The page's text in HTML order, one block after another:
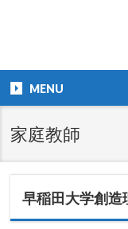
MENU
家庭教師
早稲田大学創造